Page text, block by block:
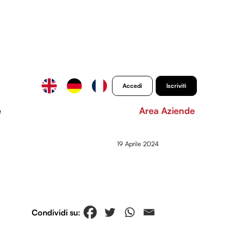
Accedi Iscriviti
Area Aziende
19 Aprile 2024